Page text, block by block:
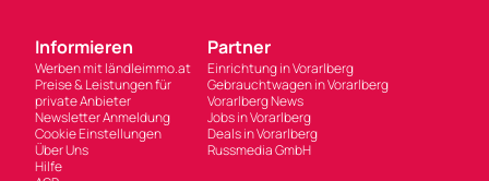
Informieren
Werben mit ländleimmo.at
Preise & Leistungen für
private Anbieter
Newsletter Anmeldung
Cookie Einstellungen
Über Uns
Hilfe
Partner
Einrichtung in Vorarlberg
Gebrauchtwagen in Vorarlberg
Vorarlberg News
Jobs in Vorarlberg
Deals in Vorarlberg
Russmedia GmbH